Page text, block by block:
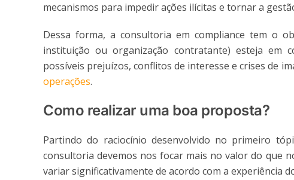
mecanismos para impedir ações ilícitas e tornar a
Dessa forma, a consultoria em compliance tem o
instituição ou organização contratante) esteja em
possíveis prejuízos, conflitos de interesse e crises de
operações.
Como realizar uma boa proposta?
Partindo do raciocínio desenvolvido no primeiro
consultoria devemos nos focar mais no valor do que
variar significativamente de acordo com a experiência